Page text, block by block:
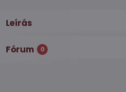
Leírás
Fórum 0